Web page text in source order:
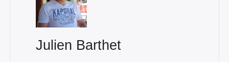
Julien Barthet